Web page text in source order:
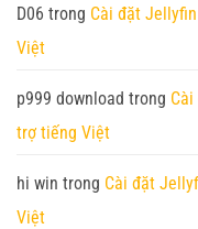
mạnh
tính
RAM
3
(RAM
D06 trong Cài đặt
Việt
p999 download trong
trợ tiếng Việt
hi win trong Cài đặt
Việt